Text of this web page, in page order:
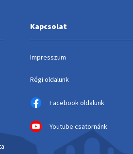
Kapcsolat
Impresszum
Régi oldalunk
Facebook oldalunk
Youtube csatornánk